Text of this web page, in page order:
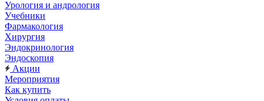
Урология и андрология
Учебники
Фармакология
Хирургия
Эндокринология
Эндоскопия
Акции
Мероприятия
Как купить